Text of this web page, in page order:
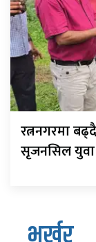
रत्ननगरमा
सृजनसिल